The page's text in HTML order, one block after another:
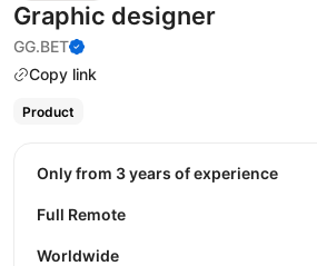
Graphic designer
GG.BET
Copy link
Product
Only from 3 years of experience
Full Remote
Worldwide